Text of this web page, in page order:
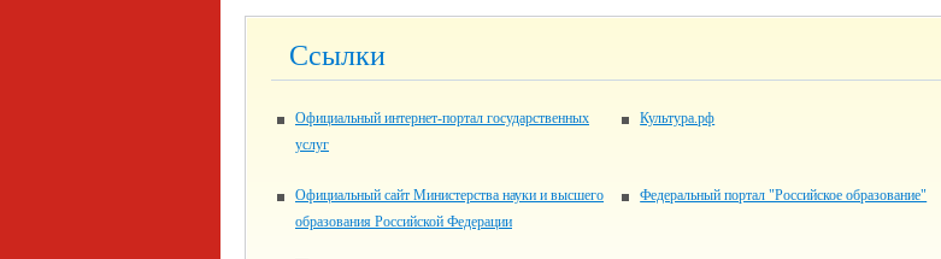
Ссылки
Официальный интернет-портал государственных
услуг
Культура.рф
Официальный сайт Министерства науки и высшего
образования Российской Федерации
Федеральный портал "Российское образование"